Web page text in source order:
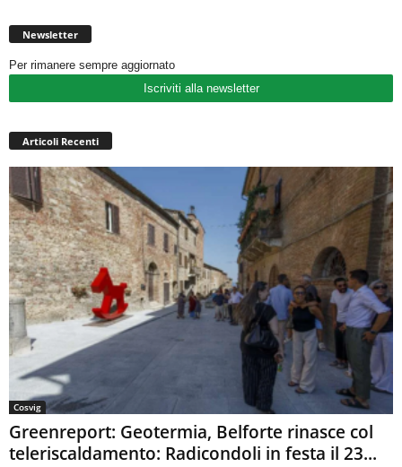
Newsletter
Per rimanere sempre aggiornato
Iscriviti alla newsletter
Articoli Recenti
Cosvig
Greenreport: Geotermia, Belforte rinasce col
teleriscaldamento: Radicondoli in festa il 23...